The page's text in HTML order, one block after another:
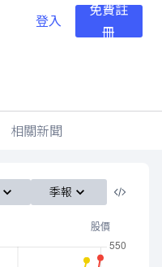
登入
免費註
冊
相關新聞
季報